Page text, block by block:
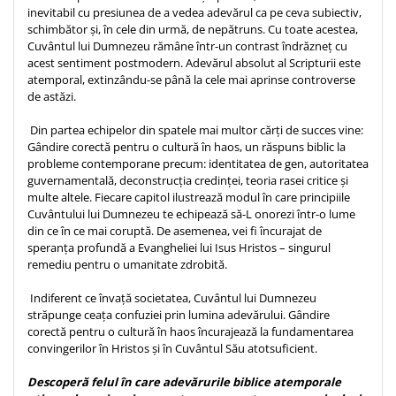
Teologie
A doua venire
Apologetica
Dogmatica
Misiune
Viata crestina
Contemporaneitate
Devotional
Diverse
Lupta Spirituala
Slujire
Suferinta
Viata din belsug
Viata de zi cu zi
inevitabil cu presiunea de a vedea adevărul ca pe ceva subiectiv,
schimbător și, în cele din urmă, de nepătruns. Cu toate acestea,
Cuvântul lui Dumnezeu rămâne într-un contrast îndrăzneț cu
acest sentiment postmodern. Adevărul absolut al Scripturii este
atemporal, extinzându-se până la cele mai aprinse controverse
de astăzi.
Din partea echipelor din spatele mai multor cărți de succes vine:
Gândire corectă pentru o cultură în haos, un răspuns biblic la
probleme contemporane precum: identitatea de gen, autoritatea
guvernamentală, deconstrucția credinței, teoria rasei critice și
multe altele. Fiecare capitol ilustrează modul în care principiile
Cuvântului lui Dumnezeu te echipează să-L onorezi într-o lume
din ce în ce mai coruptă. De asemenea, vei fi încurajat de
speranța profundă a Evangheliei lui Isus Hristos – singurul
remediu pentru o umanitate zdrobită.
Indiferent ce învață societatea, Cuvântul lui Dumnezeu
străpunge ceața confuziei prin lumina adevărului. Gândire
corectă pentru o cultură în haos încurajează la fundamentarea
convingerilor în Hristos și în Cuvântul Său atotsuficient.
Descoperă felul în care adevărurile biblice atemporale